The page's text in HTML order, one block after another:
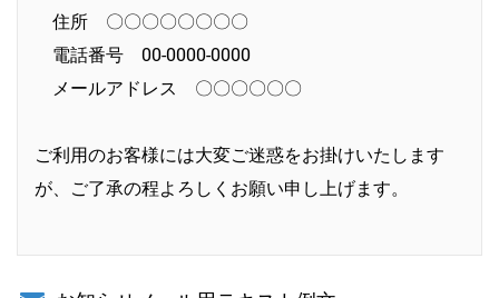
住所 〇〇〇〇〇〇〇〇
電話番号 00-0000-0000
メールアドレス 〇〇〇〇〇〇
ご利用のお客様には大変ご迷惑をお掛けいたします
が、ご了承の程よろしくお願い申し上げます。